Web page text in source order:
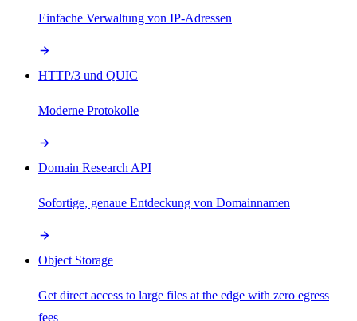
Einfache Verwaltung von IP-Adressen
HTTP/3 und QUIC
Moderne Protokolle
Domain Research API
Sofortige, genaue Entdeckung von Domainnamen
Object Storage
Get direct access to large files at the edge with zero egress
fees